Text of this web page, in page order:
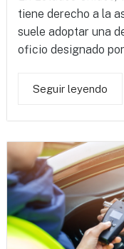
tiene derecho a la
suele adoptar una
oficio designado
Seguir leyendo